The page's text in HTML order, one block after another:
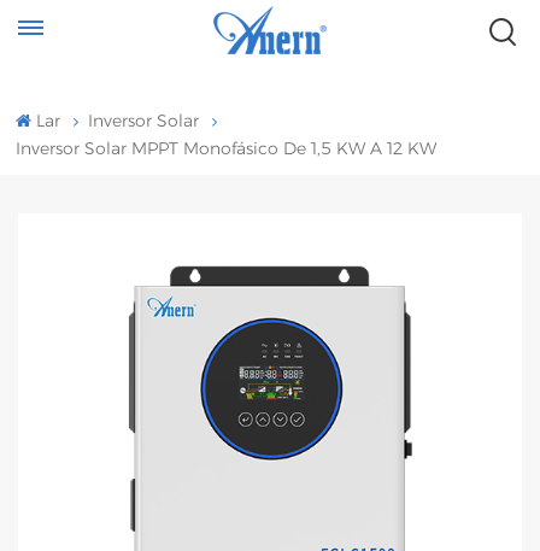
Lar
Inversor Solar
Inversor Solar MPPT Monofásico De 1,5 KW A 12 KW